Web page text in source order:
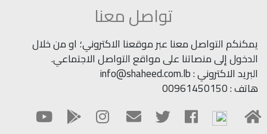
تواصل معنا
يمكنكم التواصل معنا عبر موقعنا الاكتروني؛ او من خلال
الدخول إلى منصاتنا على مواقع التواصل الاجتماعي.
البريد الاكتروني : info@shaheed.com.lb
هاتف : 00961450150